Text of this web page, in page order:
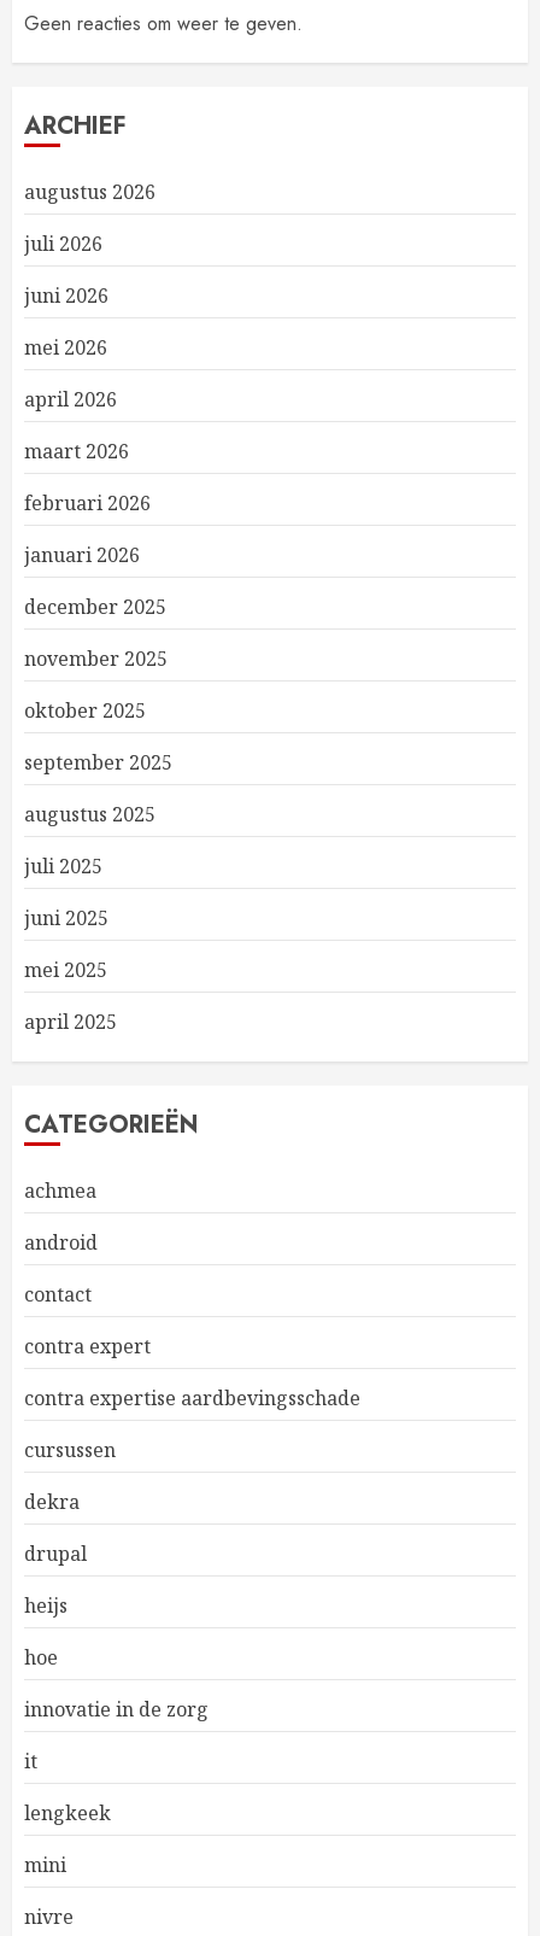
Geen reacties om weer te geven.
ARCHIEF
augustus 2026
juli 2026
juni 2026
mei 2026
april 2026
maart 2026
februari 2026
januari 2026
december 2025
november 2025
oktober 2025
september 2025
augustus 2025
juli 2025
juni 2025
mei 2025
april 2025
CATEGORIEËN
achmea
android
contact
contra expert
contra expertise aardbevingsschade
cursussen
dekra
drupal
heijs
hoe
innovatie in de zorg
it
lengkeek
mini
nivre